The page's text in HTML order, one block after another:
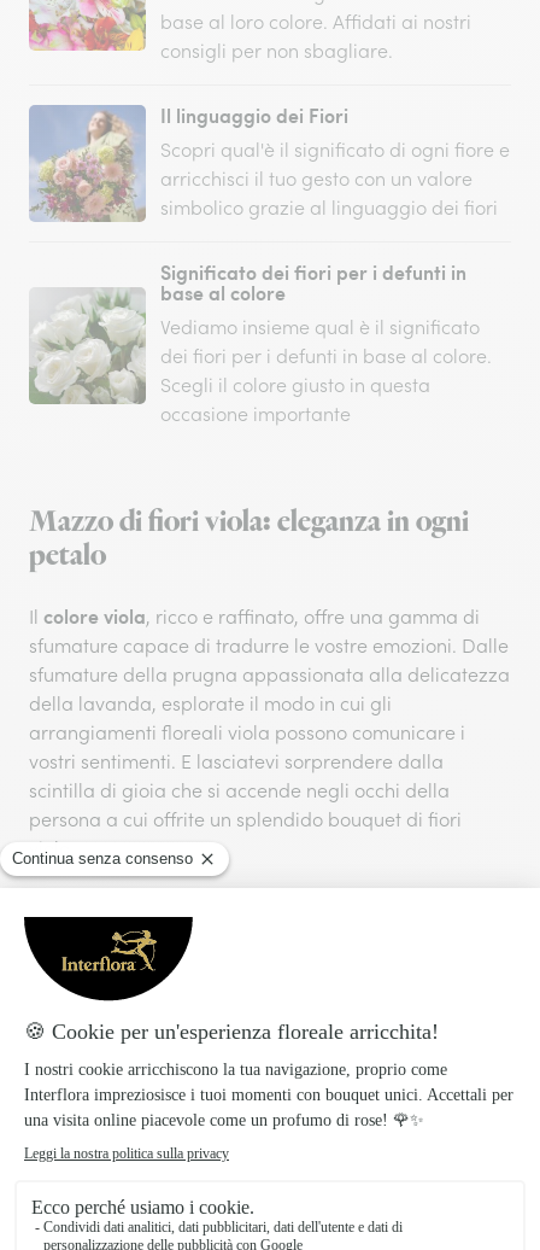
base al loro colore. Affidati ai nostri
consigli per non sbagliare.
Il linguaggio dei Fiori
Scopri qual'è il significato di ogni fiore e
arricchisci il tuo gesto con un valore
simbolico grazie al linguaggio dei fiori
Significato dei fiori per i defunti in
base al colore
Vediamo insieme qual è il significato
dei fiori per i defunti in base al colore.
Scegli il colore giusto in questa
occasione importante
Mazzo di fiori viola: eleganza in ogni
petalo
Il colore viola, ricco e raffinato, offre una gamma di
sfumature capace di tradurre le vostre emozioni. Dalle
sfumature della prugna appassionata alla delicatezza
della lavanda, esplorate il modo in cui gli
arrangiamenti floreali viola possono comunicare i
vostri sentimenti. E lasciatevi sorprendere dalla
scintilla di gioia che si accende negli occhi della
persona a cui offrite un splendido bouquet di fiori
viola.
Quando offrire un bouquet di fiori
viola?
Dai fiori lilla che vi lasciano a bocca aperta ai fiori
malva luminosi, ciascuna delle nostre composizioni
floreali viola vi permette di trasmettere i vostri
sentimenti più sinceri. Poiché i fiori viola incarnano
l'ammirazione e i sentimenti profondi, diventano i
vostri messaggeri sia per un compleanno che per un
Infatti, per esprimere le vostre condoglianze, un